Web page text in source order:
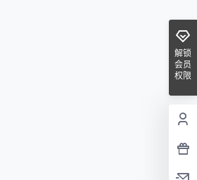
解锁
会员
权限